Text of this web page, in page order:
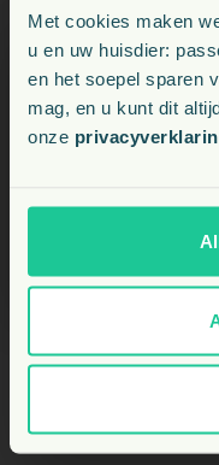
Met cookies maken
u en uw huisdier:
en het soepel sparen
mag, en u kunt dit
onze
vitaminen?
Hoe snel merk ik
Mgnium?
Is Mgnium
wedstrijdpaarden?